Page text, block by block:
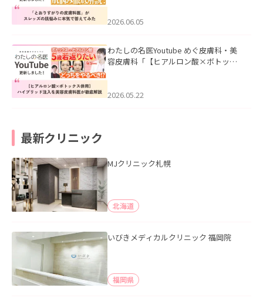
2026.06.05
わたしの名医Youtube めぐ皮膚科・美
容皮膚科「【ヒアルロン酸×ボトック
た。
2026.05.22
最新クリニック
MJクリニック札幌
北海道
いびきメディカルクリニック 福岡院
福岡県